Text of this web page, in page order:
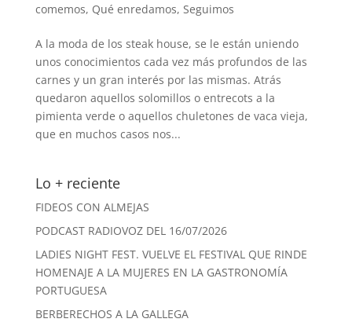
comemos, Qué enredamos, Seguimos
A la moda de los steak house, se le están uniendo
unos conocimientos cada vez más profundos de las
carnes y un gran interés por las mismas. Atrás
quedaron aquellos solomillos o entrecots a la
pimienta verde o aquellos chuletones de vaca vieja,
que en muchos casos nos...
Lo + reciente
FIDEOS CON ALMEJAS
PODCAST RADIOVOZ DEL 16/07/2026
LADIES NIGHT FEST. VUELVE EL FESTIVAL QUE RINDE
HOMENAJE A LA MUJERES EN LA GASTRONOMÍA
PORTUGUESA
BERBERECHOS A LA GALLEGA